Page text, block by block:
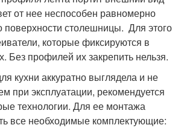
от нее неспособен равномерно
поверхности столешницы. Для этого
которые фиксируются в
Без профилей их закрепить нельзя.
кухни аккуратно выглядела и не
при эксплуатации, рекомендуется
технологии. Для ее монтажа
все необходимые комплектующие: